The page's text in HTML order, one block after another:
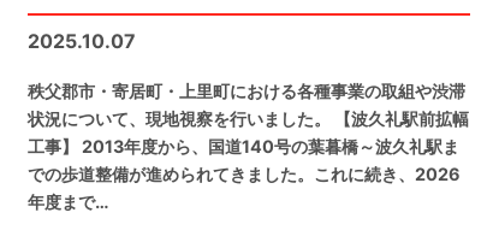
2025.10.07
秩父郡市・寄居町・上里町における各種事業の取組や渋滞
状況について、現地視察を行いました。 【波久礼駅前拡幅
工事】 2013年度から、国道140号の葉暮橋～波久礼駅ま
での歩道整備が進められてきました。これに続き、2026
年度まで…